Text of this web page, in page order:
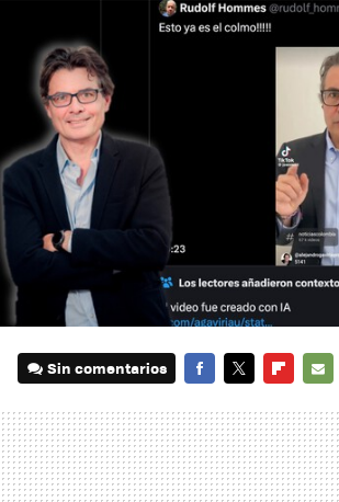
Sin comentarios
MAIL